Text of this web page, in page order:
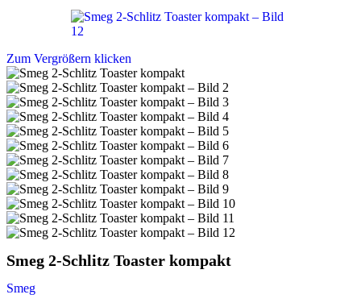
Zum Vergrößern klicken
Smeg 2-Schlitz Toaster kompakt
Smeg